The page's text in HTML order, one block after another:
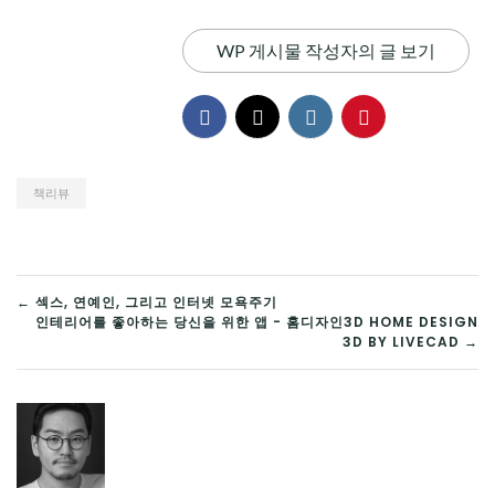
WP 게시물 작성자의 글 보기
책리뷰
글
탐
색
← 섹스, 연예인, 그리고 인터넷 모욕주기
인테리어를 좋아하는 당신을 위한 앱 - 홈디자인3D HOME DESIGN
3D BY LIVECAD →